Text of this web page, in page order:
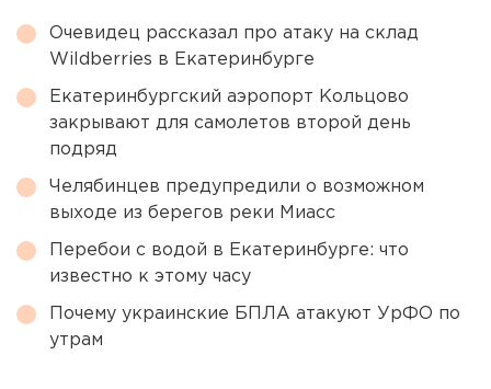
Очевидец рассказал про атаку на склад
Wildberries в Екатеринбурге
Екатеринбургский аэропорт Кольцово
закрывают для самолетов второй день
подряд
Челябинцев предупредили о возможном
выходе из берегов реки Миасс
Перебои с водой в Екатеринбурге: что
известно к этому часу
Почему украинские БПЛА атакуют УрФО по
утрам